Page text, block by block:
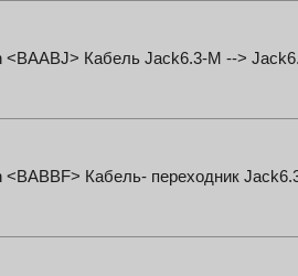
<BAABJ> Кабель Jack6.3-M -->
<BABBF> Кабель- переходник